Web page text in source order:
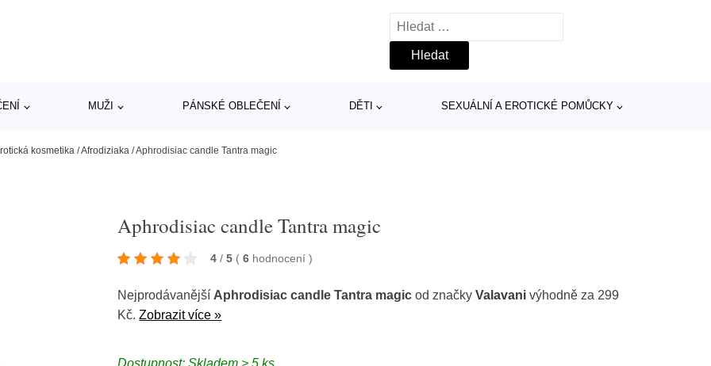
Vyhledávání
MUŽI PÁNSKÉ OBLEČENÍ DĚTI SEXUÁLNÍ A EROTICKÉ POMŮCKY
kosmetika /Afrodiziaka /Aphrodisiac candle Tantra magic
Aphrodisiac candle Tantra magic
4 / 5 ( 6 hodnocení)
Nejprodávanější Aphrodisiac candle Tantra magic od značkyValavani výhodně za 299
Kč.Zobrazit více »
Dostupnost: Skladem > 5 ks